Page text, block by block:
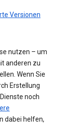
Versionen
nutzen – um
anderen zu
Wenn Sie
Erstellung
noch
dabei helfen,